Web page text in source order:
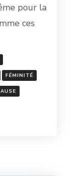
pour la
ces
FÉMINITÉ